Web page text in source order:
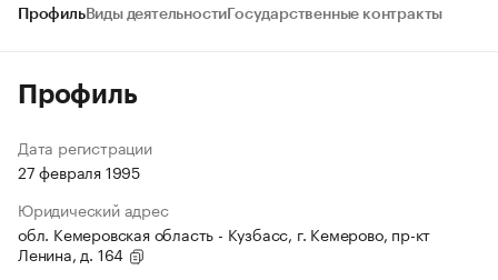
ПрофильВиды деятельности Государственные контракты
Профиль
Дата регистрации
27 февраля 1995
Юридический адрес
обл. Кемеровская область - Кузбасс, г. Кемерово, пр-кт
Ленина, д. 164